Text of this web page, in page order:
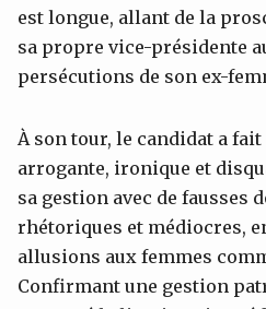
est longue, allant de la
sa propre vice-présidente
persécutions de son ex-
À son tour, le candidat a
arrogante, ironique et
sa gestion avec de fausses
rhétoriques et médiocres,
allusions aux femmes
Confirmant une gestion